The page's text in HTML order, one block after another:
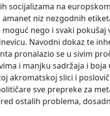
socijalizama na
niz nezgodnih
nego i svaki
Navodni dokaz te
pronalazio se u sivim
i manjku sadržaja i boja
akromatskoj slici i
sve prepreke za
ostalih problema,